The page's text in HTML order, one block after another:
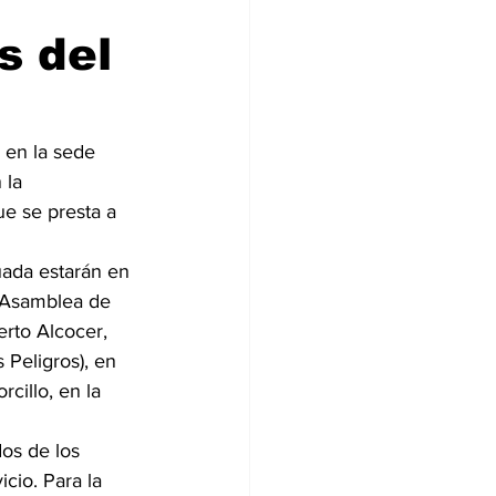
del
la sede
la
se presta a
estarán en
de
Alcocer,
Peligros), en
en la
de los
Para la